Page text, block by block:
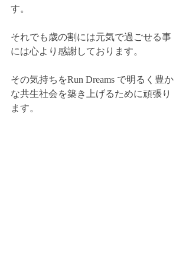
す。
それでも歳の割には元気で過ごせる事
には心より感謝しております。
その気持ちをRun Dreams で明るく豊か
な共生社会を築き上げるために頑張り
ます。